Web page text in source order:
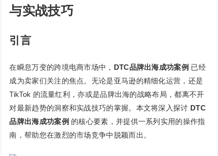
与实战技巧
引言
在瞬息万变的跨境电商市场中， DTC品牌出海成功案例 已经
成为卖家们关注的焦点。无论是亚马逊的精细化运营，还是
TikTok 的流量红利，亦或是品牌出海的战略布局，都离不开
对最新趋势的洞察和实战技巧的掌握。本文将深入探讨 DTC
品牌出海成功案例 的核心要素，并提供一系列实用的操作指
南，帮助您在激烈的市场竞争中脱颖而出。